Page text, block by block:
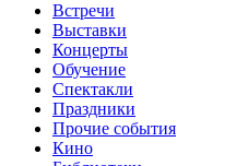
Встречи
Выставки
Концерты
Обучение
Спектакли
Праздники
Прочие события
Кино